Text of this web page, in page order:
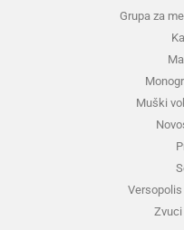
Grupa za
Muški
Zvuci